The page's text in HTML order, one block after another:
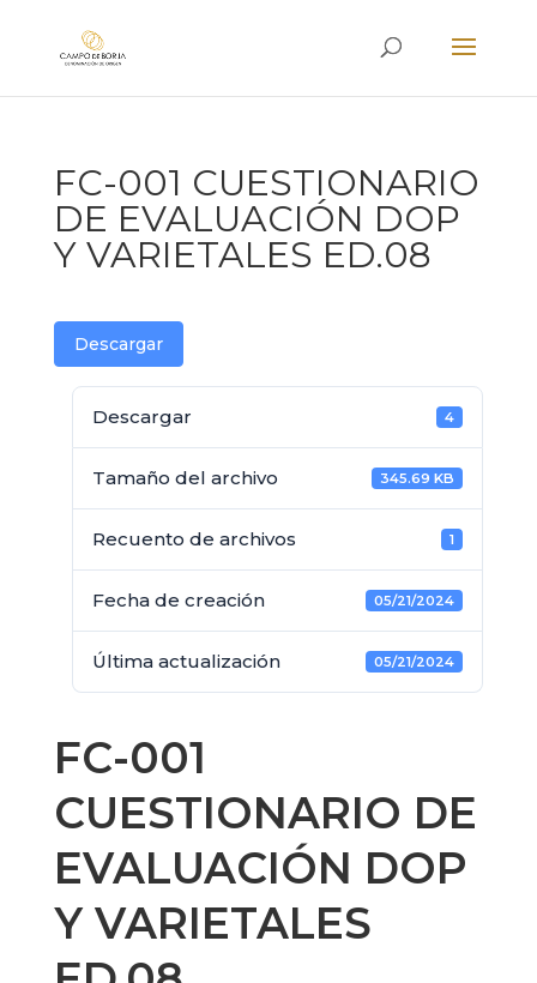
FC-001 CUESTIONARIO
DE EVALUACIÓN DOP
Y VARIETALES ED.08
Descargar
Descargar 4
Tamaño del archivo 345.69 KB
Recuento de archivos 1
Fecha de creación 05/21/2024
Última actualización 05/21/2024
FC-001
CUESTIONARIO DE
EVALUACIÓN DOP
Y VARIETALES